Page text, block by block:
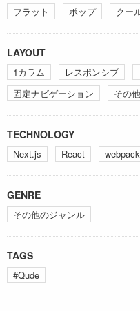
フラット ポップ クー
LAYOUT
1カラム レスポンシブ
固定ナビゲーション
その他
TECHNOLOGY
Next.js React webpack
GENRE
その他のジャンル
TAGS
#Qude